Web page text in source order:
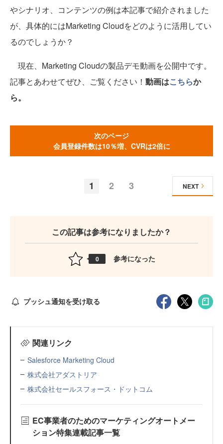
やシナリオ、コンテンツの例は本記事で紹介されました
が、具体的にはMarketing Cloudをどのように活用してい
るのでしょうか？
現在、Marketing Cloudの製品デモ動画を公開中です。
記事とあわせてぜひ、ご覧ください！ 動画はこちらか
ら。
次のページ
会員登録件数は10％増、CVRは2倍に
1 2 3 NEXT
この記事は参考になりましたか？
0 参考になった
プッシュ通知を受け取る
関連リンク
Salesforce Marketing Cloud
株式会社アダストリア
株式会社セールスフォース・ドットコム
EC事業者のためのマーケティングオートメー
ション特集連載記事一覧